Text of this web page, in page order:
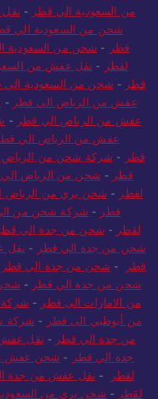
عفش من السعودية لقطر -
من السعودية الي قطر -
شحن من السعودية الي
قطر
-شحن من السعودية
لقطر - نقل عفش من
قطر - شحن من السعودية
عفش من الرياض الي قطر-
عفش من الرياض الي قطر
-
عفش من الرياض الي
قطر- شركة شحن من
قطر- شحن من الرياض
لقطر-شحن بري من الرياض
قطر- شركة شحن من
لقطر
- شحن من جدة الي
شحن من جدة الي قطر-
قطر - شحن من جدة الي قطر
شحن من جدة الي قطر -
من الامارات الى قطر-شركة
من أبوظبي الى قطر - شركة
من جدة الي قطر- نقل
جدة الي قطر-شحن عفش
لقطر - نقل عفش من جدة